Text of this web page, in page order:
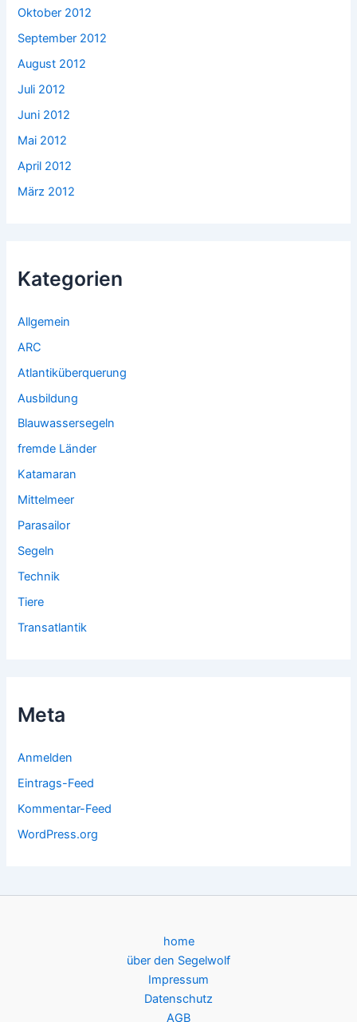
Oktober 2012
September 2012
August 2012
Juli 2012
Juni 2012
Mai 2012
April 2012
März 2012
Kategorien
Allgemein
ARC
Atlantiküberquerung
Ausbildung
Blauwassersegeln
fremde Länder
Katamaran
Mittelmeer
Parasailor
Segeln
Technik
Tiere
Transatlantik
Meta
Anmelden
Eintrags-Feed
Kommentar-Feed
WordPress.org
home
über den Segelwolf
Impressum
Datenschutz
AGB